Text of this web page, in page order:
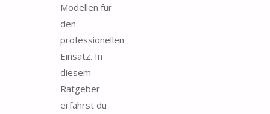
Modellen für
den
professionellen
Einsatz. In
diesem
Ratgeber
erfährst du